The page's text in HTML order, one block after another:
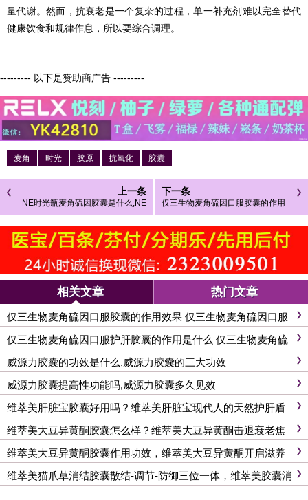
量代谢。然而，抗衰老是一个复杂的过程，单一补充剂难以完全替代
健康饮食和规律作息，所以要综合调理。
--------- 以下是赞助商广告 ---------
麦角 时光 胶原 抗氧化 胶囊
上一条
NE时光瓶麦角硫因胶囊是什么,NE
下一条
仅三生物麦角硫因口服胶囊的作用
相关文章 热门文章
仅三生物麦角硫因口服胶囊的作用效果 仅三生物麦角硫因口服
胶囊的三大作用
仅三生物麦角硫因口服护肝胶囊的作用是什么 仅三生物麦角硫
因口服胶囊的三大作用
威源力胶囊的功效是什么,威源力胶囊的三大功效
威源力胶囊提高性功能吗,威源力胶囊多久见效
维萃美肝脏宝胶囊好用吗？维萃美肝脏宝现代人的天然护肝盾
维萃美大豆异黄酮胶囊怎么样？维萃美大豆异黄酮击退衰老焦
虑
维萃美大豆异黄酮胶囊作用功效，维萃美大豆异黄酮开启滋养
新篇
维萃美猫爪草消结胶囊散结-调节-防御三位一体，维萃美胶囊消
结有妙方